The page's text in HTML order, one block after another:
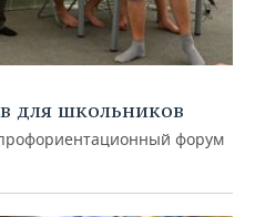
для школьников
форум